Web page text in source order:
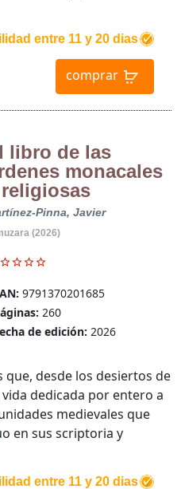
entre 11 y 20 dias
comprar
libro de las
monacales
Pinna, Javier
(2026)
9791370201685
260
de edición: 2026
entre 11 y 20 dias
desde los desiertos de
dedicada por entero a
medievales que
en sus scriptoria y